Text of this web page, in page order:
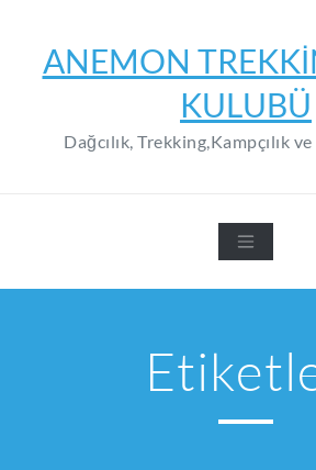
contentANEMON
KULUBÜ
Dağcılık, Trekking,Kampçılık